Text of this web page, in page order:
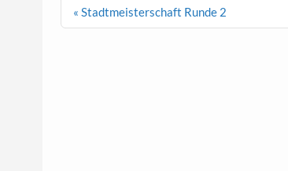
Beitragsnavigation
« Stadtmeisterschaft Runde 2